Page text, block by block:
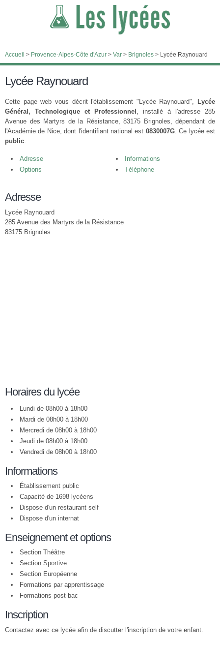
Accueil > Provence-Alpes-Côte d'Azur > Var > Brignoles > Lycée Raynouard
Lycée Raynouard
Cette page web vous décrit l'établissement "Lycée Raynouard",
Lycée
Général, Technologique et Professionnel , installé à l'adresse 285
Avenue des Martyrs de la Résistance, 83175 Brignoles, dépendant de
l'Académie de Nice, dont l'identifiant national est 0830007G. Ce lycée est
public.
Adresse
Informations
Options
Téléphone
Adresse
Lycée Raynouard
285 Avenue des Martyrs de la Résistance
83175 Brignoles
Horaires du lycée
Lundi de 08h00 à 18h00
Mardi de 08h00 à 18h00
Mercredi de 08h00 à 18h00
Jeudi de 08h00 à 18h00
Vendredi de 08h00 à 18h00
Informations
Établissement public
Capacité de 1698 lycéens
Dispose d'un restaurant self
Dispose d'un internat
Enseignement et options
Section Théâtre
Section Sportive
Section Européenne
Formations par apprentissage
Formations post-bac
Inscription
Contactez avec ce lycée afin de discutter l'inscription de votre enfant.